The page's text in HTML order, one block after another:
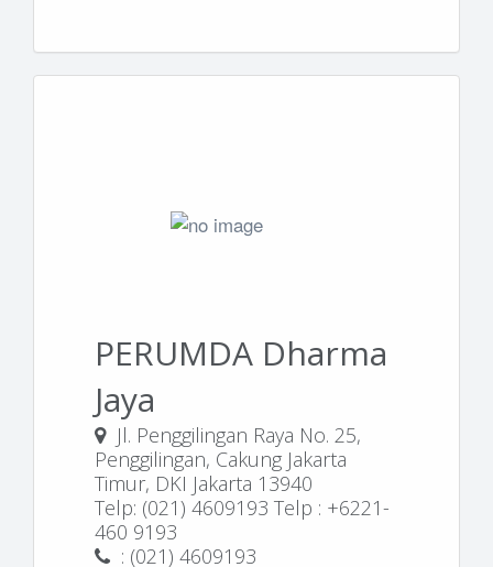
PERUMDA Dharma
Jaya
Jl. Penggilingan Raya No. 25,
Penggilingan, Cakung Jakarta
Timur, DKI Jakarta 13940
Telp: (021) 4609193 Telp : +6221-
460 9193
: (021) 4609193